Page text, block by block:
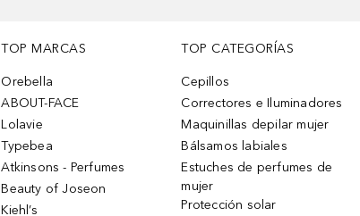
TOP MARCAS
Orebella
ABOUT-FACE
Lolavie
Typebea
Atkinsons - Perfumes
Beauty of Joseon
Kiehl’s
TOP CATEGORÍAS
Cepillos
Correctores e Iluminadores
Maquinillas depilar mujer
Bálsamos labiales
Estuches de perfumes de
mujer
Protección solar